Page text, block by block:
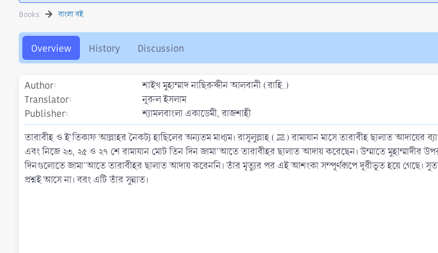
t
h
e
n
Books বাংলা বই
Overview History Discussion
Author
শাইখ মুহাম্মাদ নাছিরুদ্দীন আলবানী (রাহি.)
Translator
নূরুল ইসলাম
Publisher
শ্যামলবাংলা একাডেমী, রাজশাহী
তারাবীহ ও ই'তিকাফ আল্লাহর নৈকট্য হাছিলের অন্যতম মাধ্যম। রাসূলুল্লাহ (ﷺ) রামাযান মাসে তারাবীহ ছালাত আদায়ের ব্যাপারে উৎসাহিত করেছেন, এর ফযীলত বর্ণনা করেছেন
এবং নিজে ২৩, ২৫ ও ২৭ শে রামাযান মোট তিন দিন জামা'আতে তারাবীহর ছালাত আদায় করেছেন। উম্মাতে মুহাম্মাদীর
দিনগুলোতে জামা'আতে তারাবীহর ছালাত আদায় করেননি। তাঁর মৃত্যুর পর এই আশংকা সম্পূর্ণরূপে দূরীভূত হয়ে গেছে।
প্রশ্নই আসে না। বরং এটি তাঁর সুন্নাত।